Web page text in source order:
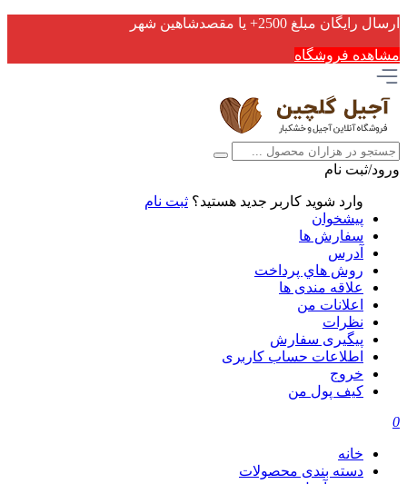
ارسال رایگان مبلغ 2500+ یا مقصدشاهین شهر
مشاهده فروشگاه
ورود/ثبت نام
وارد شوید کاربر جدید هستید؟ ثبت نام
پیشخوان
سفارش ها
آدرس
روش هاي پرداخت
علاقه مندی ها
اعلانات من
نظرات
پیگیری سفارش
اطلاعات حساب كاربری
خروج
کیف پول من
0
خانه
دسته بندی محصولات